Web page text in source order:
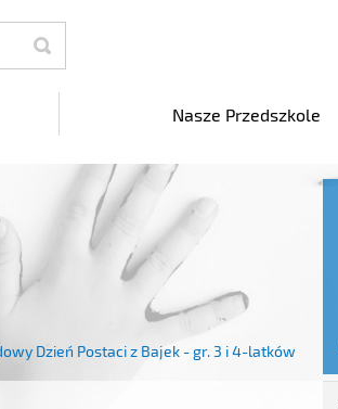
Nasze Przedszkole
Dzień Postaci z Bajek - gr. 3 i 4-latków